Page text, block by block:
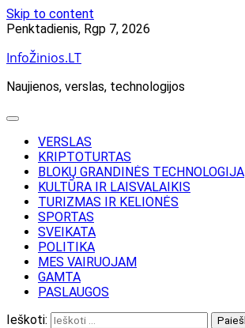
Skip to content
Penktadienis, Rgp 7, 2026
InfoŽinios.LT
Naujienos, verslas, technologijos
VERSLAS
KRIPTOTURTAS
BLOKŲ GRANDINĖS TECHNOLOGIJA
KULTŪRA IR LAISVALAIKIS
TURIZMAS IR KELIONĖS
SPORTAS
SVEIKATA
POLITIKA
MES VAIRUOJAM
GAMTA
PASLAUGOS
Ieškoti: